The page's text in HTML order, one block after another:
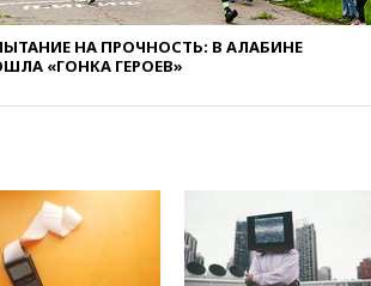
06:25Золото подорожало до
06:01МИД РФ: Казахстан
выставили на продажу
Мирошник: России стоит
быть готовой к продолжению
украинского конфликта
НА ПРОЧНОСТЬ: В АЛАБИНЕ
«ГОНКА ГЕРОЕВ»